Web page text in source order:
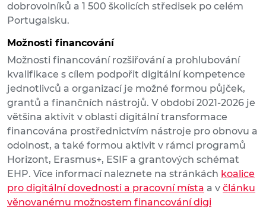
dobrovolníků a 1 500 školicích středisek po celém
Portugalsku.
Možnosti financování
Možnosti financování rozšiřování a prohlubování
kvalifikace s cílem podpořit digitální kompetence
jednotlivců a organizací je možné formou půjček,
grantů a finančních nástrojů. V období 2021-2026 je
většina aktivit v oblasti digitální transformace
financována prostřednictvím nástroje pro obnovu a
odolnost, a také formou aktivit v rámci programů
Horizont, Erasmus+, ESIF a grantových schémat
EHP. Více informací naleznete na stránkách koalice
pro digitální dovednosti a pracovní místa a v článku
věnovanému možnostem financování digi